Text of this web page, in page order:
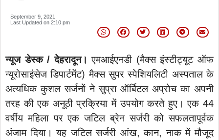
September 9, 2021
Last Updated on 2:10 pm
न्यूज डेस्क / देहरादून। एमआईएनडी (मैक्स इंस्टीट्यूट ऑफ
न्यूरोसाइंसेज डिपार्टमेंट) मैक्स सुपर स्पेशियलिटी अस्पताल के
अत्यधिक कुशल सर्जनों ने सुप्रा ऑर्बिटल अप्रोच का अपनी
तरह की एक अनूठी प्रक्रिया में उपयोग करते हुए। एक 44
वर्षीय महिला पर एक जटिल ब्रेन सर्जरी को सफलतापूर्वक
अंजाम दिया। यह जटिल सर्जरी आंख, कान, नाक में मौजूद